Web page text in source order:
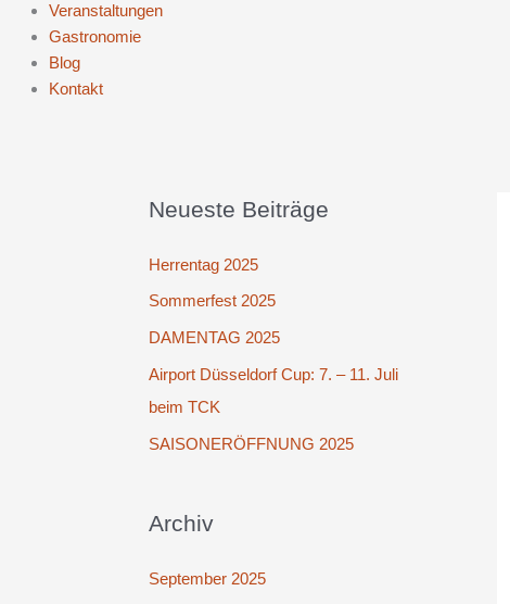
Veranstaltungen
Gastronomie
Blog
Kontakt
Neueste Beiträge
Herrentag 2025
Sommerfest 2025
DAMENTAG 2025
Airport Düsseldorf Cup: 7. – 11. Juli
beim TCK
SAISONERÖFFNUNG 2025
Archiv
September 2025